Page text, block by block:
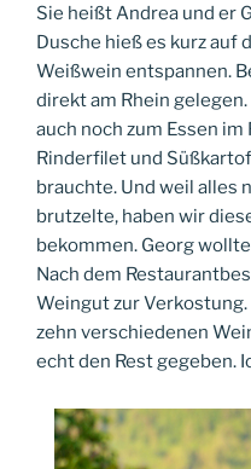
Sie heißt Andrea und er
Dusche hieß es kurz auf
Weißwein entspannen.
direkt am Rhein
auch noch zum Essen
Rinderfilet und
brauchte. Und weil alles
brutzelte, haben wir
bekommen. Georg
Nach dem
Weingut zur Verkostung.
zehn verschiedenen
echt den Rest gegeben.